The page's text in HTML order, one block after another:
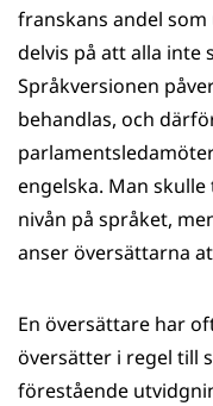
franskans andel
delvis på att alla inte
Språkversionen
behandlas, och
engelska. Man
nivån på språket,
anser översättarna
En översättare har
översätter i regel till
förestående